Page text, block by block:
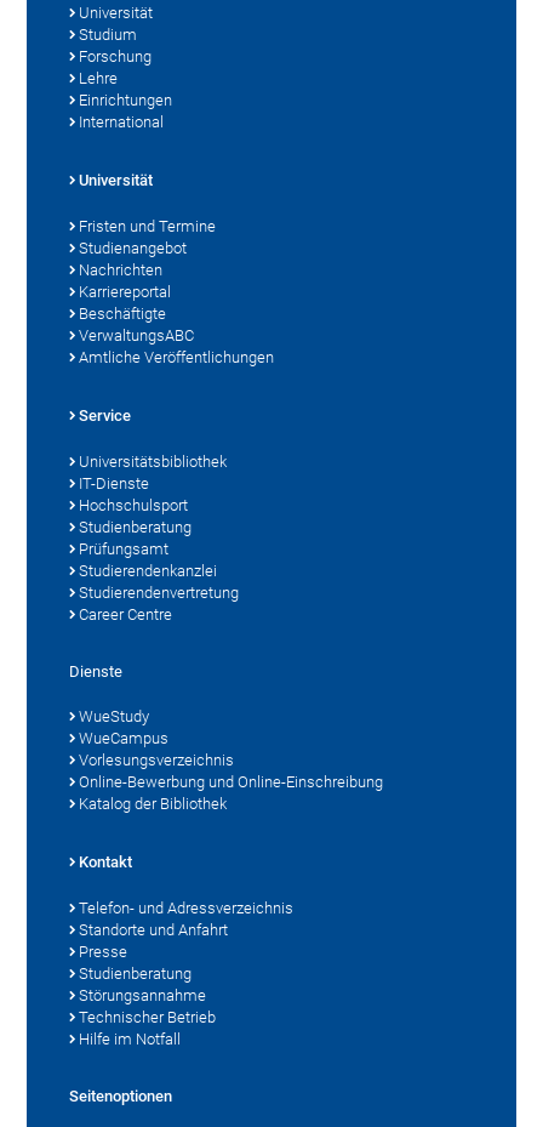
Universität
Studium
Forschung
Lehre
Einrichtungen
International
Universität
Fristen und Termine
Studienangebot
Nachrichten
Karriereportal
Beschäftigte
VerwaltungsABC
Amtliche Veröffentlichungen
Service
Universitätsbibliothek
IT-Dienste
Hochschulsport
Studienberatung
Prüfungsamt
Studierendenkanzlei
Studierendenvertretung
Career Centre
Dienste
WueStudy
WueCampus
Vorlesungsverzeichnis
Online-Bewerbung und Online-Einschreibung
Katalog der Bibliothek
Kontakt
Telefon- und Adressverzeichnis
Standorte und Anfahrt
Presse
Studienberatung
Störungsannahme
Technischer Betrieb
Hilfe im Notfall
Seitenoptionen